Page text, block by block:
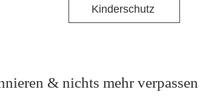
Kinderschutz
& nichts mehr verpassen